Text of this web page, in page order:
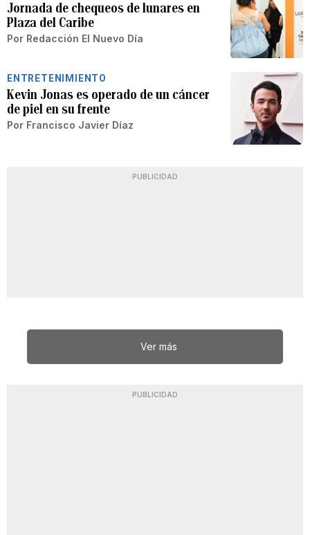
Jornada de chequeos de lunares en
Plaza del Caribe
Por Redacción El Nuevo Día
ENTRETENIMIENTO
Kevin Jonas es operado de un cáncer
de piel en su frente
Por Francisco Javier Díaz
PUBLICIDAD
Ver más
PUBLICIDAD